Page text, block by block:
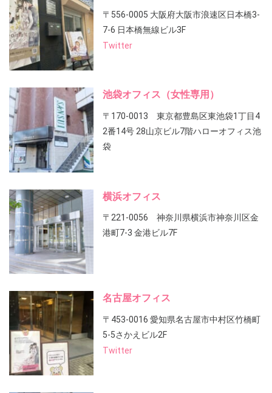
〒556-0005 大阪府大阪市浪速区日本橋3-
7-6 日本橋無線ビル3F
Twitter
池袋オフィス（女性専用）
〒170-0013 東京都豊島区東池袋1丁目4
2番14号 28山京ビル7階ハローオフィス池
袋
横浜オフィス
〒221-0056 神奈川県横浜市神奈川区金
港町7-3 金港ビル7F
名古屋オフィス
〒453-0016 愛知県名古屋市中村区竹橋町
5-5さかえビル2F
Twitter